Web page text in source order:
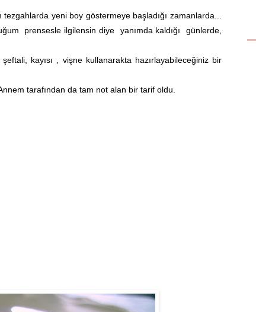
yeni boy göstermeye başladığı zamanlarda...
prensesle ilgilensin diye yanımda kaldığı günlerde,
kayısı , vişne kullanarakta hazırlayabileceğiniz bir
tarafından da tam not alan bir tarif oldu.